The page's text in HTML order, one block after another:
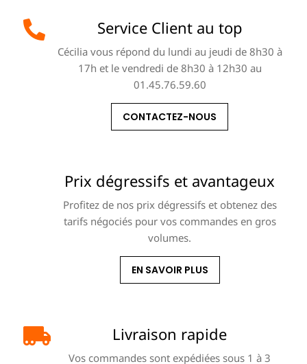
Service Client au top
Cécilia vous répond du lundi au jeudi de 8h30 à
17h et le vendredi de 8h30 à 12h30 au
01.45.76.59.60
CONTACTEZ-NOUS
Prix dégressifs et avantageux
Profitez de nos prix dégressifs et obtenez des
tarifs négociés pour vos commandes en gros
volumes.
EN SAVOIR PLUS
Livraison rapide
Vos commandes sont expédiées sous 1 à 3